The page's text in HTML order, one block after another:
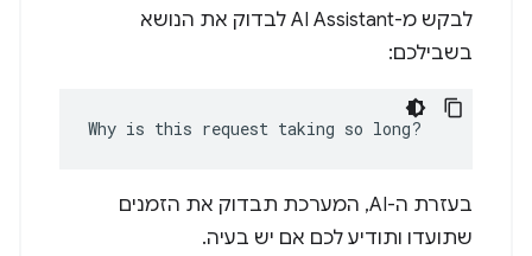
לבקש מ-AI Assistant לבדוק את הנושא
בשבילכם:
Why is this request taking so long?
בעזרת ה-AI, המערכת תבדוק את הזמנים
שתועדו ותודיע לכם אם יש בעיה.